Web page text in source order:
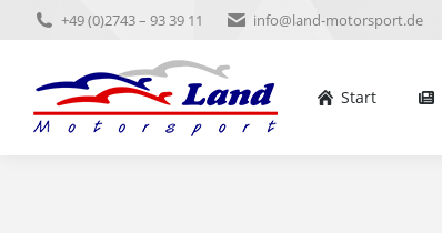
+49 (0)2743 – 93 39 11 info@land-motorsport.de
Start
Start News